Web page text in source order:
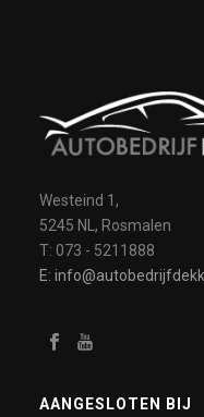
Westeind 1,
5245 NL, Rosmalen
T: 073 - 5211888
E:
AANGESLOTEN BIJ